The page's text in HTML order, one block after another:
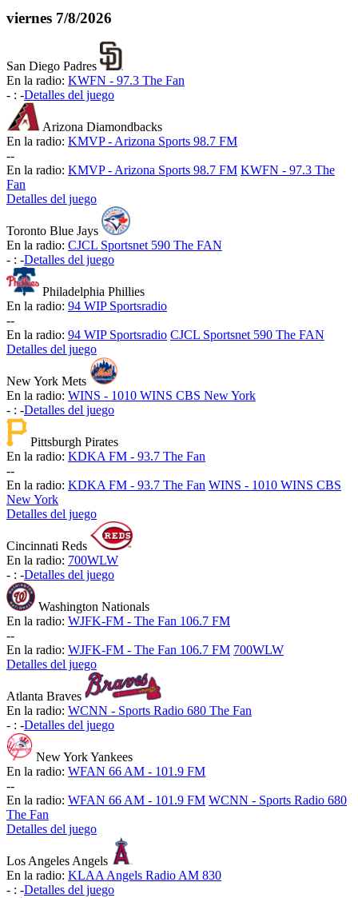
viernes 7/8/2026
San Diego Padres
En la radio: KWFN - 97.3 The Fan
- : -Detalles del juego
Arizona Diamondbacks
En la radio: KMVP - Arizona Sports 98.7 FM
--
En la radio: KMVP - Arizona Sports 98.7 FM KWFN - 97.3 The
Fan
Detalles del juego
Toronto Blue Jays
En la radio: CJCL Sportsnet 590 The FAN
- : -Detalles del juego
Philadelphia Phillies
En la radio: 94 WIP Sportsradio
--
En la radio: 94 WIP Sportsradio CJCL Sportsnet 590 The FAN
Detalles del juego
New York Mets
En la radio: WINS - 1010 WINS CBS New York
- : -Detalles del juego
Pittsburgh Pirates
En la radio: KDKA FM - 93.7 The Fan
--
En la radio: KDKA FM - 93.7 The Fan WINS - 1010 WINS CBS
New York
Detalles del juego
Cincinnati Reds
En la radio: 700WLW
- : -Detalles del juego
Washington Nationals
En la radio: WJFK-FM - The Fan 106.7 FM
--
En la radio: WJFK-FM - The Fan 106.7 FM 700WLW
Detalles del juego
Atlanta Braves
En la radio: WCNN - Sports Radio 680 The Fan
- : -Detalles del juego
New York Yankees
En la radio: WFAN 66 AM - 101.9 FM
--
En la radio: WFAN 66 AM - 101.9 FM WCNN - Sports Radio 680
The Fan
Detalles del juego
Los Angeles Angels
En la radio: KLAA Angels Radio AM 830
- : -Detalles del juego